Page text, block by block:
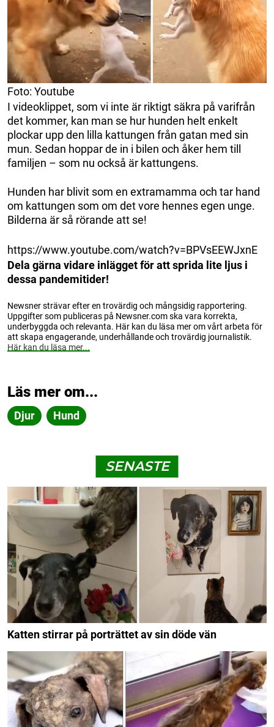
Foto: Youtube
I videoklippet, som vi inte är riktigt säkra på varifrån
det kommer, kan man se hur hunden helt enkelt
plockar upp den lilla kattungen från gatan med sin
mun. Sedan hoppar de in i bilen och åker hem till
familjen – som nu också är kattungens.
Hunden har blivit som en extramamma och tar hand
om kattungen som om det vore hennes egen unge.
Bilderna är så rörande att se!
https://www.youtube.com/watch?v=BPVsEEWJxnE
Dela gärna vidare inlägget för att sprida lite ljus i
dessa pandemitider!
Newsner strävar efter en trovärdig och mångsidig rapportering.
Uppgifter som publiceras på Newsner.com ska vara korrekta,
underbyggda och relevanta. Här kan du läsa mer om vårt arbeta för
att skapa engagerande, underhållande och trovärdig journalistik.
Här kan du läsa mer...
Läs mer om...
Djur Hund
SENASTE
Katten stirrar på porträttet av sin döde vän